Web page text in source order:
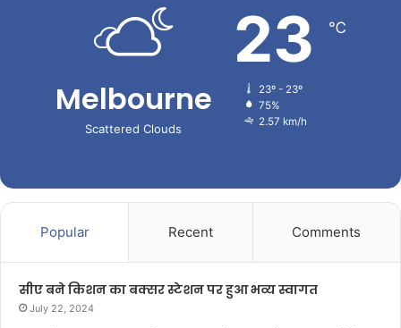
Melbourne
Scattered Clouds
23 ℃
23º - 23º
75%
2.57 km/h
Popular Recent Comments
सीए बने किशन का बक्सर स्टेशन पर हुआ भव्य स्वागत
July 22, 2024